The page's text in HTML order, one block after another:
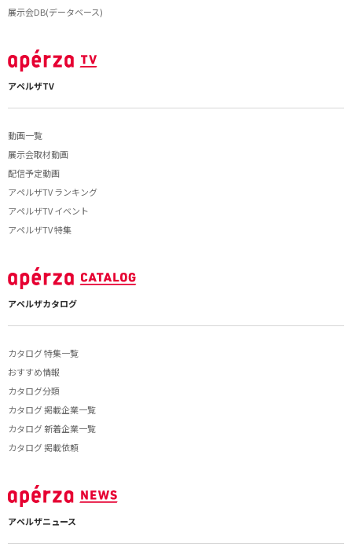
展示会DB(データベース)
アペルザTV
動画一覧
展示会取材動画
配信予定動画
アペルザTV ランキング
アペルザTV イベント
アペルザTV 特集
アペルザカタログ
カタログ 特集一覧
おすすめ情報
カタログ分類
カタログ 掲載企業一覧
カタログ 新着企業一覧
カタログ 掲載依頼
アペルザニュース